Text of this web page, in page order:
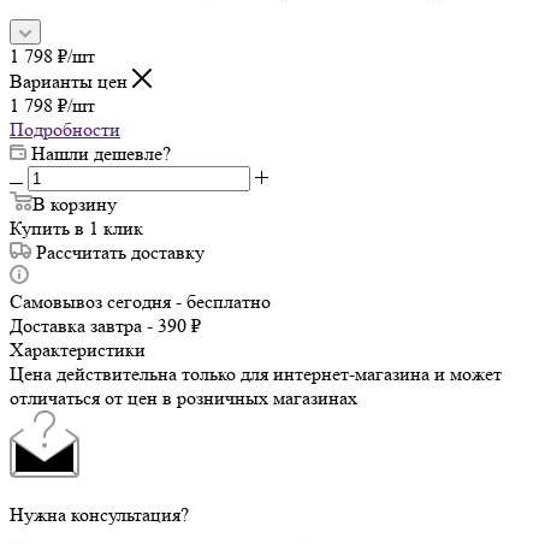
1 798 ₽/шт
Варианты цен
1 798 ₽/шт
Подробности
Нашли дешевле?
В корзину
Купить в 1 клик
Рассчитать доставку
Самовывоз сегодня - бесплатно
Доставка завтра - 390 ₽
Характеристики
Цена действительна только для интернет-магазина и может
отличаться от цен в розничных магазинах
Нужна консультация?